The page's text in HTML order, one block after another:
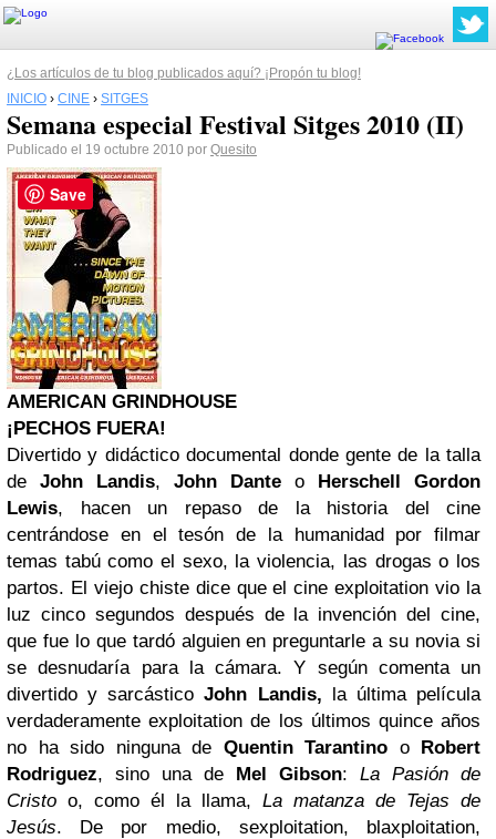
¿Los artículos de tu blog publicados aquí? ¡Propón tu blog!
INICIO › CINE › SITGES
Semana especial Festival Sitges 2010 (II)
Publicado el 19 octubre 2010 por Quesito
AMERICAN GRINDHOUSE
¡PECHOS FUERA!
Divertido y didáctico documental donde gente de la talla
de John Landis, John Dante o Herschell Gordon
Lewis, hacen un repaso de la historia del cine
centrándose en el tesón de la humanidad por filmar
temas tabú como el sexo, la violencia, las drogas o los
partos. El viejo chiste dice que el cine exploitation vio la
luz cinco segundos después de la invención del cine,
que fue lo que tardó alguien en preguntarle a su novia si
se desnudaría para la cámara. Y según comenta un
divertido y sarcásticoJohn Landis, la última película
verdaderamente exploitation de los últimos quince años
no ha sido ninguna de Quentin Tarantino o Robert
Rodriguez, sino una de Mel Gibson: La Pasión de
Cristo o, como él la llama, La matanza de Tejas de
Jesús. De por medio, sexploitation, blaxploitation,
Save